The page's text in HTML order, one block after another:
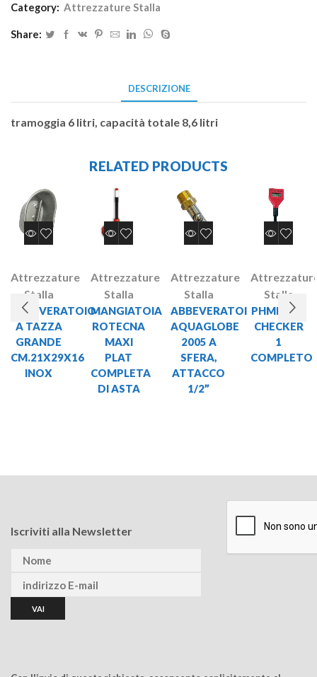
Category: Attrezzature Stalla
Share:
DESCRIZIONE
tramoggia 6 litri, capacità totale 8,6 litri
RELATED PRODUCTS
Attrezzature
Stalla
ABBEVERATOIO
A TAZZA
GRANDE
CM.21X29X16
INOX
Attrezzature
Stalla
MANGIATOIA
ROTECNA
MAXI
PLAT
COMPLETA
DI ASTA
Attrezzature
Stalla
ABBEVERATOI
AQUAGLOBE
2005 A
SFERA,
ATTACCO
1/2”
Stalla
PHMETRO
CHECKER
1
COMPLETO
Iscriviti alla Newsletter